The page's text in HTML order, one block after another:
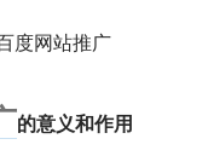
度网站推广
的意义和作用